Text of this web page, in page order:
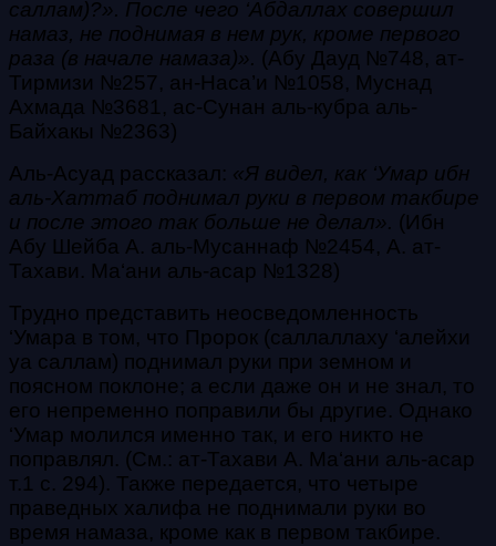
саллам)?». После чего ‘Абдаллах совершил
намаз, не поднимая в нем рук, кроме первого
раза (в начале намаза)». (Абу Дауд №748, ат-
Тирмизи №257, ан-Наса’и №1058, Муснад
Ахмада №3681, ас-Сунан аль-кубра аль-
Байхакы №2363)
Аль-Асуад рассказал: «Я видел, как ‘Умар ибн
аль-Хаттаб поднимал руки в первом такбире
и после этого так больше не делал». (Ибн
Абу Шейба А. аль-Мусаннаф №2454, А. ат-
Тахави. Ма‘ани аль-асар №1328)
Трудно представить неосведомленность
‘Умара в том, что Пророк (саллаллаху ‘алейхи
уа саллам) поднимал руки при земном и
поясном поклоне; а если даже он и не знал, то
его непременно поправили бы другие. Однако
‘Умар молился именно так, и его никто не
поправлял. (См.: ат-Тахави А. Ма‘ани аль-асар
т.1 с. 294). Также передается, что четыре
праведных халифа не поднимали руки во
время намаза, кроме как в первом такбире.